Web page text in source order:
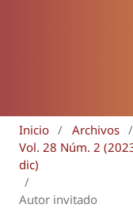
Inicio / Archivos /
Vol. 28 Núm. 2
dic)
/
Autor invitado